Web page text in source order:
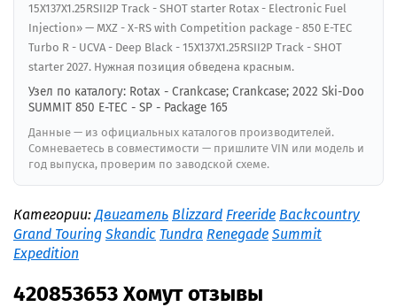
15X137X1.25RSII2P Track - SHOT starter Rotax - Electronic Fuel
Injection» — MXZ - X-RS with Competition package - 850 E-TEC
Turbo R - UCVA - Deep Black - 15X137X1.25RSII2P Track - SHOT
starter 2027. Нужная позиция обведена красным.
Узел по каталогу: Rotax - Crankcase; Crankcase; 2022 Ski-Doo
SUMMIT 850 E-TEC - SP - Package 165
Данные — из официальных каталогов производителей.
Сомневаетесь в совместимости — пришлите VIN или модель и
год выпуска, проверим по заводской схеме.
Категории:Двигатель Blizzard Freeride Backcountry
Grand Touring Skandic Tundra Renegade Summit
Expedition
420853653 Хомут отзывы